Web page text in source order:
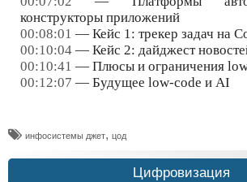
конструкторы приложений
00:08:01 — Кейс 1: трекер задач на
00:10:04 — Кейс 2: дайджест
00:10:41 — Плюсы и ограничения
00:12:07 — Будущее low-code и AI
инфосистемы джет, цод
Цифровизация